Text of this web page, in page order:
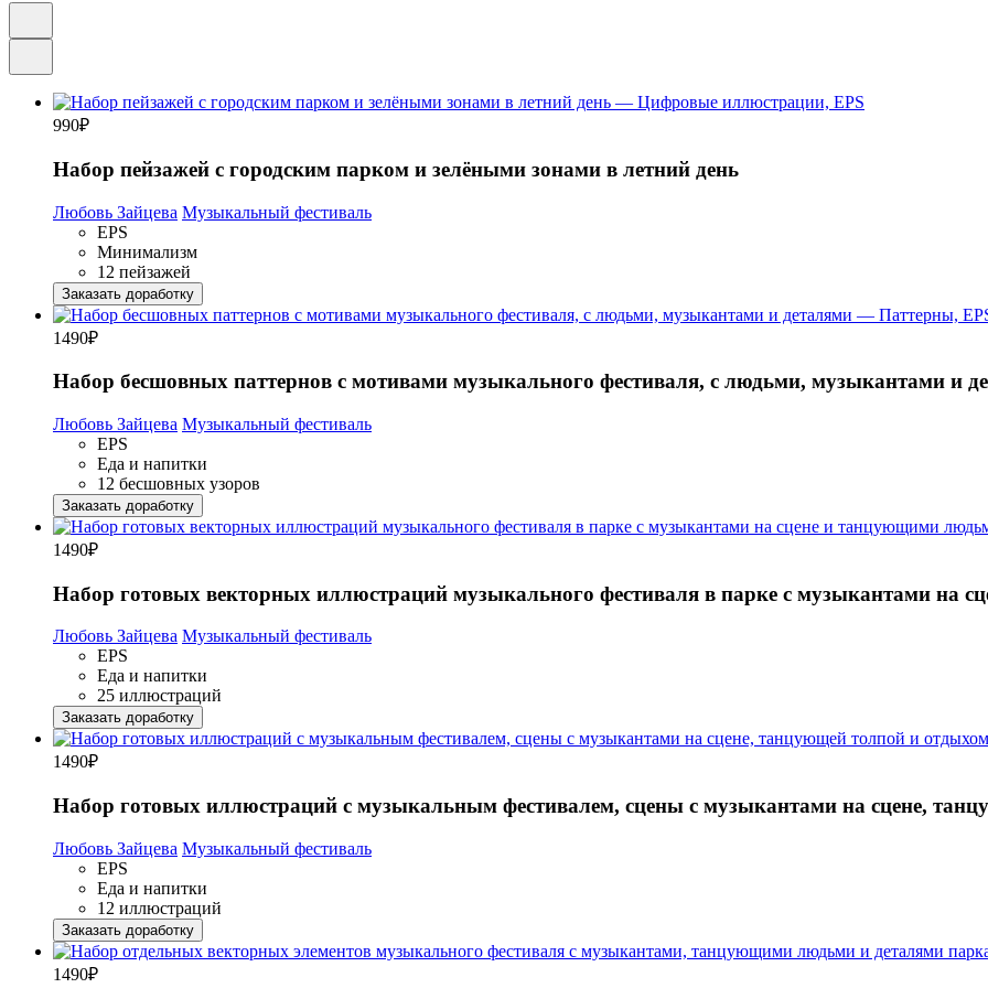
990₽
Набор пейзажей с городским парком и зелёными зонами в летний день
Любовь Зайцева Музыкальный фестиваль
EPS
Минимализм
12 пейзажей
Заказать доработку
1490₽
Набор бесшовных паттернов с мотивами музыкального фестиваля, с людьми, музыкантами и
Любовь Зайцева Музыкальный фестиваль
EPS
Еда и напитки
12 бесшовных узоров
Заказать доработку
1490₽
Набор готовых векторных иллюстраций музыкального фестиваля в парке с музыкантами на
Любовь Зайцева Музыкальный фестиваль
EPS
Еда и напитки
25 иллюстраций
Заказать доработку
1490₽
Набор готовых иллюстраций с музыкальным фестивалем, сцены с музыкантами на сцене,
Любовь Зайцева Музыкальный фестиваль
EPS
Еда и напитки
12 иллюстраций
Заказать доработку
1490₽